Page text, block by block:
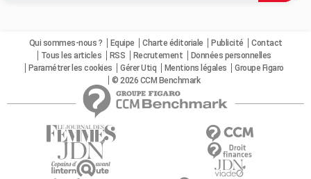
Qui sommes-nous ? Equipe Charte éditoriale Publicité
Contact
Tous les articles
RSS Recrutement
Données personnelles
Paramétrer les cookies
Gérer Utiq Mentions légales
Groupe Figaro
© 2026 CCM Benchmark